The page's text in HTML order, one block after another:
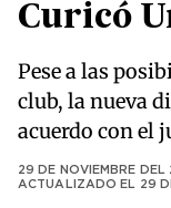
Curicó
Pese a las
club, la nueva
acuerdo con el
29 DE NOVIEMBRE DEL
ACTUALIZADO EL 29